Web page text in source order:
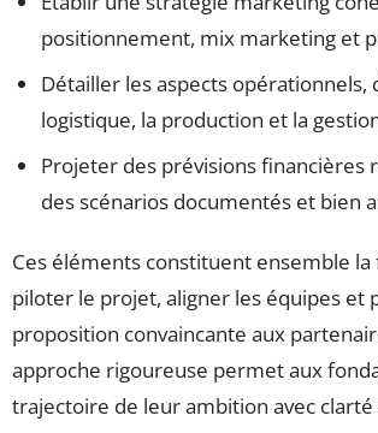
positionnement, mix marketing et
Détailler les aspects opérationnels,
logistique, la production et la
Projeter des prévisions financières
des scénarios documentés et bien
Ces éléments constituent ensemble
piloter le projet, aligner les équipes et
proposition convaincante aux
approche rigoureuse permet aux
trajectoire de leur ambition avec